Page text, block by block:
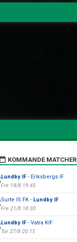
KOMMANDE MATCHER
Lundby IF- Eriksbergs IF
Fre 14/8 19:45
Surte IS FK - Lundby IF
Fre 21/8 18:30
Lundby IF- Vatra KIF
Tor 27/8 20:15